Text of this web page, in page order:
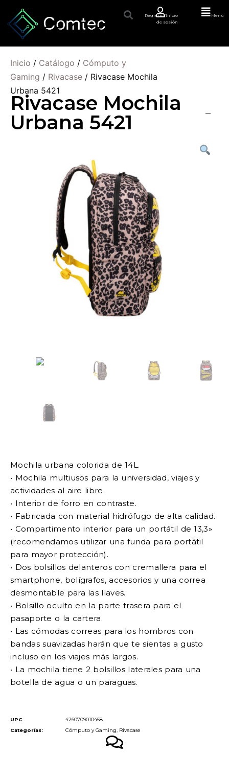
Registro/Inicio
de sesión
Menú
Inicio / Catálogo / Cómputo y
Gaming / Rivacase / Rivacase Mochila
Urbana 5421
Rivacase Mochila
Urbana 5421
Mochila urbana colorida de 14L.
• Mochila multiusos para la universidad, viajes y
actividades al aire libre.
• Interior de forro en contraste.
• Fabricada con material hidrófugo de alta calidad.
• Compartimento interior para un portátil de 13,3»
(recomendamos utilizar una funda para portátil
para mayor protección).
• Dos bolsillos delanteros con cremallera para el
smartphone, bolígrafos, accesorios y una correa
desmontable para las llaves.
• Bolsillo oculto en la parte trasera para el
pasaporte o la cartera.
• Las cómodas correas para los hombros con
bandas suavizadas harán que te sientas a gusto
incluso en los viajes más largos.
• La mochila tiene 2 bolsillos laterales para una
botella de agua o un paraguas.
UPC
4260709010458
Categorías:
Cómputo y Gaming, Rivacase